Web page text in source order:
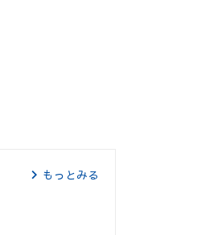
もっとみる